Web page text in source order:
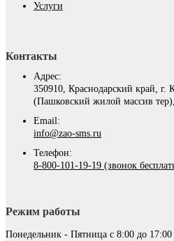
Услуги
Контакты
Адрес:
350910, Краснодарский край, г.
(Пашковский жилой массив
Email:
info@zao-sms.ru
Телефон:
8-800-101-19-19 (звонок
Режим работы
Понедельник - Пятница с 8:00 до 17:00